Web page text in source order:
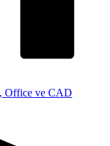
Office ve CAD